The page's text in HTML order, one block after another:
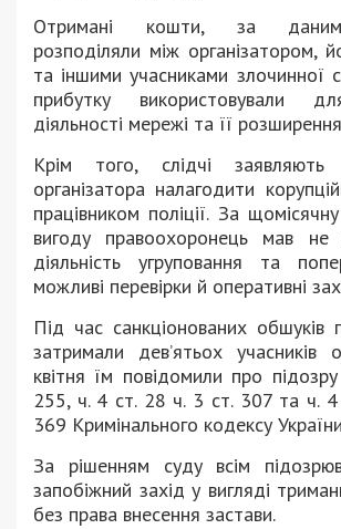
Отримані кошти, за
розподіляли між організатором,
та іншими учасниками злочинної
прибутку використовували
діяльності мережі та її
Крім того, слідчі
організатора налагодити
працівником поліції. За
вигоду правоохоронець мав не
діяльність угруповання та
можливі перевірки й оперативні
Під час санкціонованих обшуків
затримали дев’ятьох учасників
квітня їм повідомили про
255, ч. 4 ст. 28 ч. 3 ст. 307 та ч.
369 Кримінального кодексу
За рішенням суду всім
запобіжний захід у вигляді
без права внесення застави.